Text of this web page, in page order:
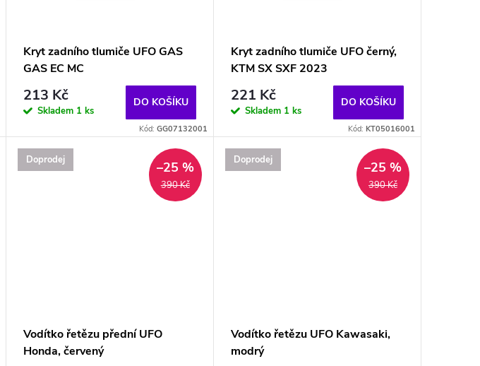
Kryt zadního tlumiče UFO GAS
GAS EC MC
213 Kč
Skladem 1 ks
DO KOŠÍKU
Kód: GG07132001
Kryt zadního tlumiče UFO černý,
KTM SX SXF 2023
221 Kč
Skladem 1 ks
DO KOŠÍKU
Kód: KT05016001
Doprodej
390 Kč
–25 %
Vodítko řetězu přední UFO
Honda, červený
Doprodej
390 Kč
–25 %
Vodítko řetězu UFO Kawasaki,
modrý